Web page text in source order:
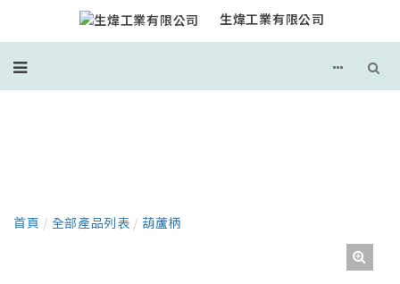
生煒工業有限公司
首頁 / 全部產品列表 / 葫蘆柄